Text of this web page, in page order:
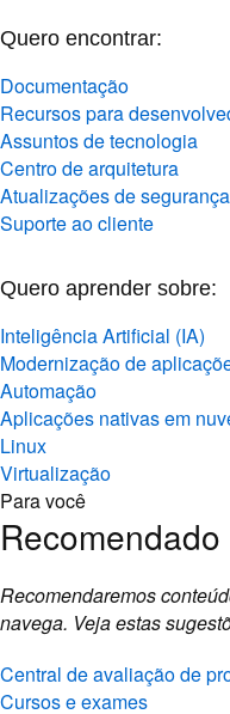
Quero encontrar:
Documentação
Recursos para
Assuntos de tecnologia
Centro de arquitetura
Atualizações de segurança
Suporte ao cliente
Quero aprender sobre:
Inteligência Artificial (IA)
Modernização de
Automação
Aplicações nativas em
Linux
Virtualização
Para você
Recomendado
Recomendaremos
navega. Veja estas
Central de avaliação de
Cursos e exames